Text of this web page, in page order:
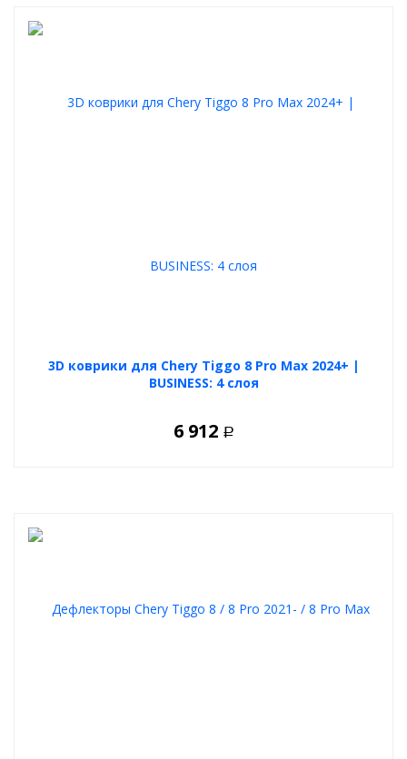
3D коврики для Chery Tiggo 8 Pro Max 2024+ |
BUSINESS: 4 слоя
6 912 Р